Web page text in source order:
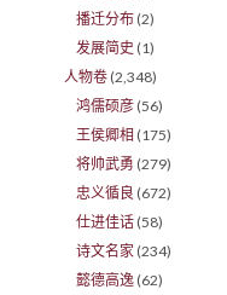
播迁分布 (2)
发展简史 (1)
人物卷 (2,348)
鸿儒硕彦 (56)
王侯卿相 (175)
将帅武勇 (279)
忠义循良 (672)
仕进佳话 (58)
诗文名家 (234)
懿德高逸 (62)